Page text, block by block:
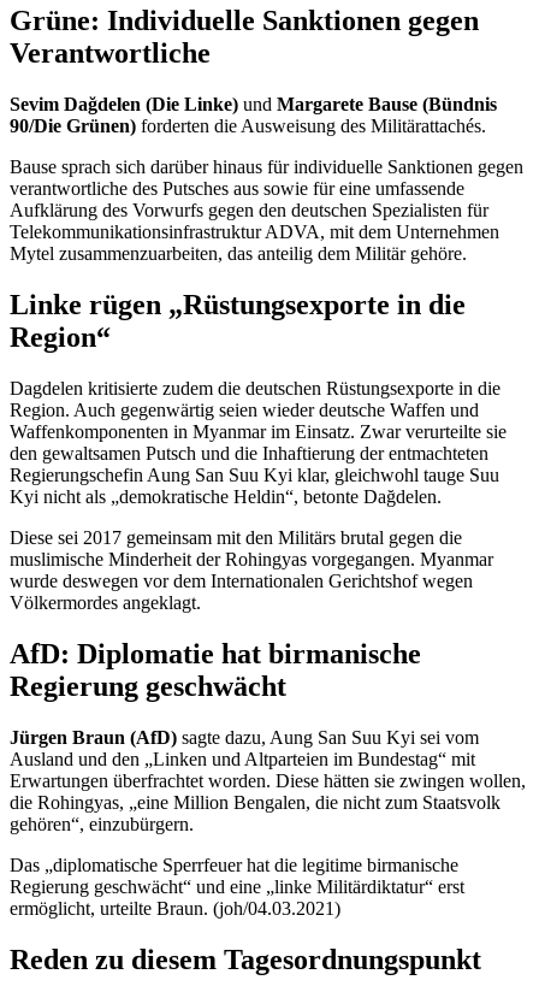
Grüne: Individuelle Sanktionen gegen
Verantwortliche
Sevim Dağdelen (Die Linke) und Margarete Bause (Bündnis
90/Die Grünen) forderten die Ausweisung des Militärattachés.
Bause sprach sich darüber hinaus für individuelle Sanktionen gegen
verantwortliche des Putsches aus sowie für eine umfassende
Aufklärung des Vorwurfs gegen den deutschen Spezialisten für
Telekommunikationsinfrastruktur ADVA, mit dem Unternehmen
Mytel zusammenzuarbeiten, das anteilig dem Militär gehöre.
Linke rügen „Rüstungsexporte in die
Region“
Dagdelen kritisierte zudem die deutschen Rüstungsexporte in die
Region. Auch gegenwärtig seien wieder deutsche Waffen und
Waffenkomponenten in Myanmar im Einsatz. Zwar verurteilte sie
den gewaltsamen Putsch und die Inhaftierung der entmachteten
Regierungschefin Aung San Suu Kyi klar, gleichwohl tauge Suu
Kyi nicht als „demokratische Heldin“, betonte Dağdelen.
Diese sei 2017 gemeinsam mit den Militärs brutal gegen die
muslimische Minderheit der Rohingyas vorgegangen. Myanmar
wurde deswegen vor dem Internationalen Gerichtshof wegen
Völkermordes angeklagt.
AfD: Diplomatie hat birmanische
Regierung geschwächt
Jürgen Braun (AfD) sagte dazu, Aung San Suu Kyi sei vom
Ausland und den „Linken und Altparteien im Bundestag“ mit
Erwartungen überfrachtet worden. Diese hätten sie zwingen wollen,
die Rohingyas, „eine Million Bengalen, die nicht zum Staatsvolk
gehören“, einzubürgern.
Das „diplomatische Sperrfeuer hat die legitime birmanische
Regierung geschwächt“ und eine „linke Militärdiktatur“ erst
ermöglicht, urteilte Braun. (joh/04.03.2021)
Reden zu diesem Tagesordnungspunkt